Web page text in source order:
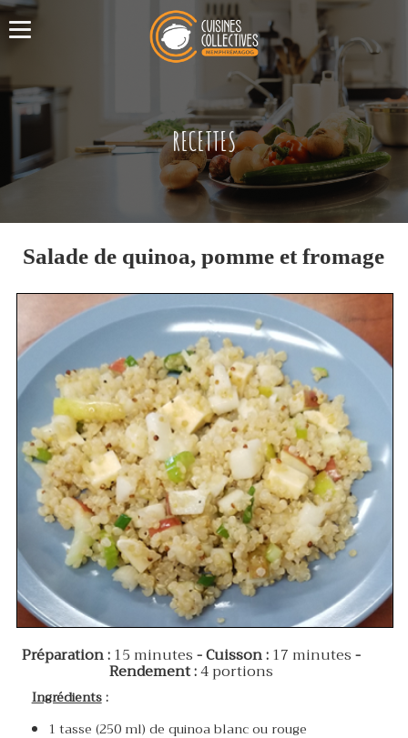
RECETTES
Salade de quinoa, pomme et fromage
Préparation :15 minutes- Cuisson :17 minutes-
Rendement :4 portions
Ingrédients:
1 tasse (250 ml) de quinoa blanc ou rouge